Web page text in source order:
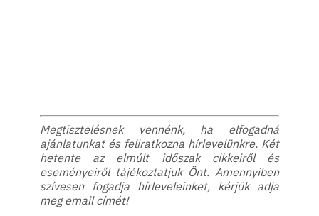
Megtisztelésnek vennénk, ha elfogadná
ajánlatunkat és feliratkozna hírlevelünkre. Két
hetente az elmúlt időszak cikkeiről és
eseményeiről tájékoztatjuk Önt. Amennyiben
szívesen fogadja hírleveleinket, kérjük adja
meg email címét!